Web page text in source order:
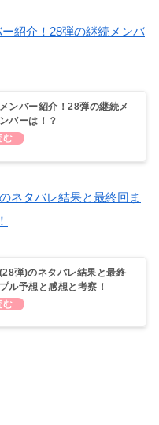
紹介！28弾の継続メンバ
ンバー紹介！28弾の継続メ
バーは！？
ネタバレ結果と最終回ま
弾)のネタバレ結果と最終
ル予想と感想と考察！